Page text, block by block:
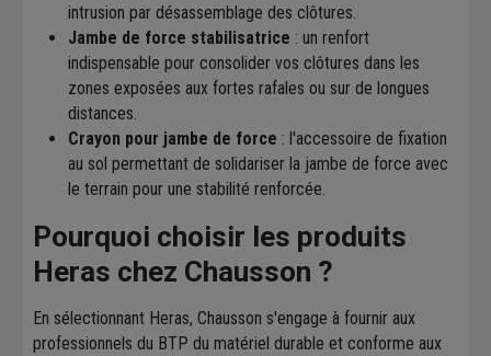
intrusion par désassemblage des clôtures.
Jambe de force stabilisatrice : un renfort
indispensable pour consolider vos clôtures dans les
zones exposées aux fortes rafales ou sur de longues
distances.
Crayon pour jambe de force : l'accessoire de fixation
au sol permettant de solidariser la jambe de force avec
le terrain pour une stabilité renforcée.
Pourquoi choisir les produits
Heras chez Chausson ?
En sélectionnant Heras, Chausson s'engage à fournir aux
professionnels du BTP du matériel durable et conforme aux